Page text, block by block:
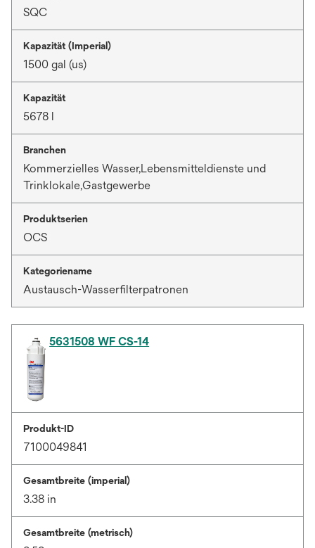
SQC
Kapazität (Imperial)
1500 gal (us)
Kapazität
5678 l
Branchen
Kommerzielles Wasser,Lebensmitteldienste und
Trinklokale,Gastgewerbe
Produktserien
OCS
Kategoriename
Austausch-Wasserfilterpatronen
5631508 WF CS-14
Produkt-ID
7100049841
Gesamtbreite (imperial)
3.38 in
Gesamtbreite (metrisch)